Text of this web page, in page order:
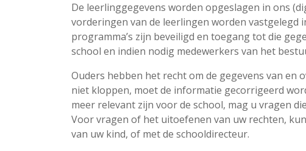
De leerlinggegevens worden opgeslagen in ons
vorderingen van de leerlingen worden vastgelegd
programma’s zijn beveiligd en toegang tot die
school en indien nodig medewerkers van het
Ouders hebben het recht om de gegevens van en
niet kloppen, moet de informatie gecorrigeerd
meer relevant zijn voor de school, mag u vragen
Voor vragen of het uitoefenen van uw rechten,
van uw kind, of met de schooldirecteur.